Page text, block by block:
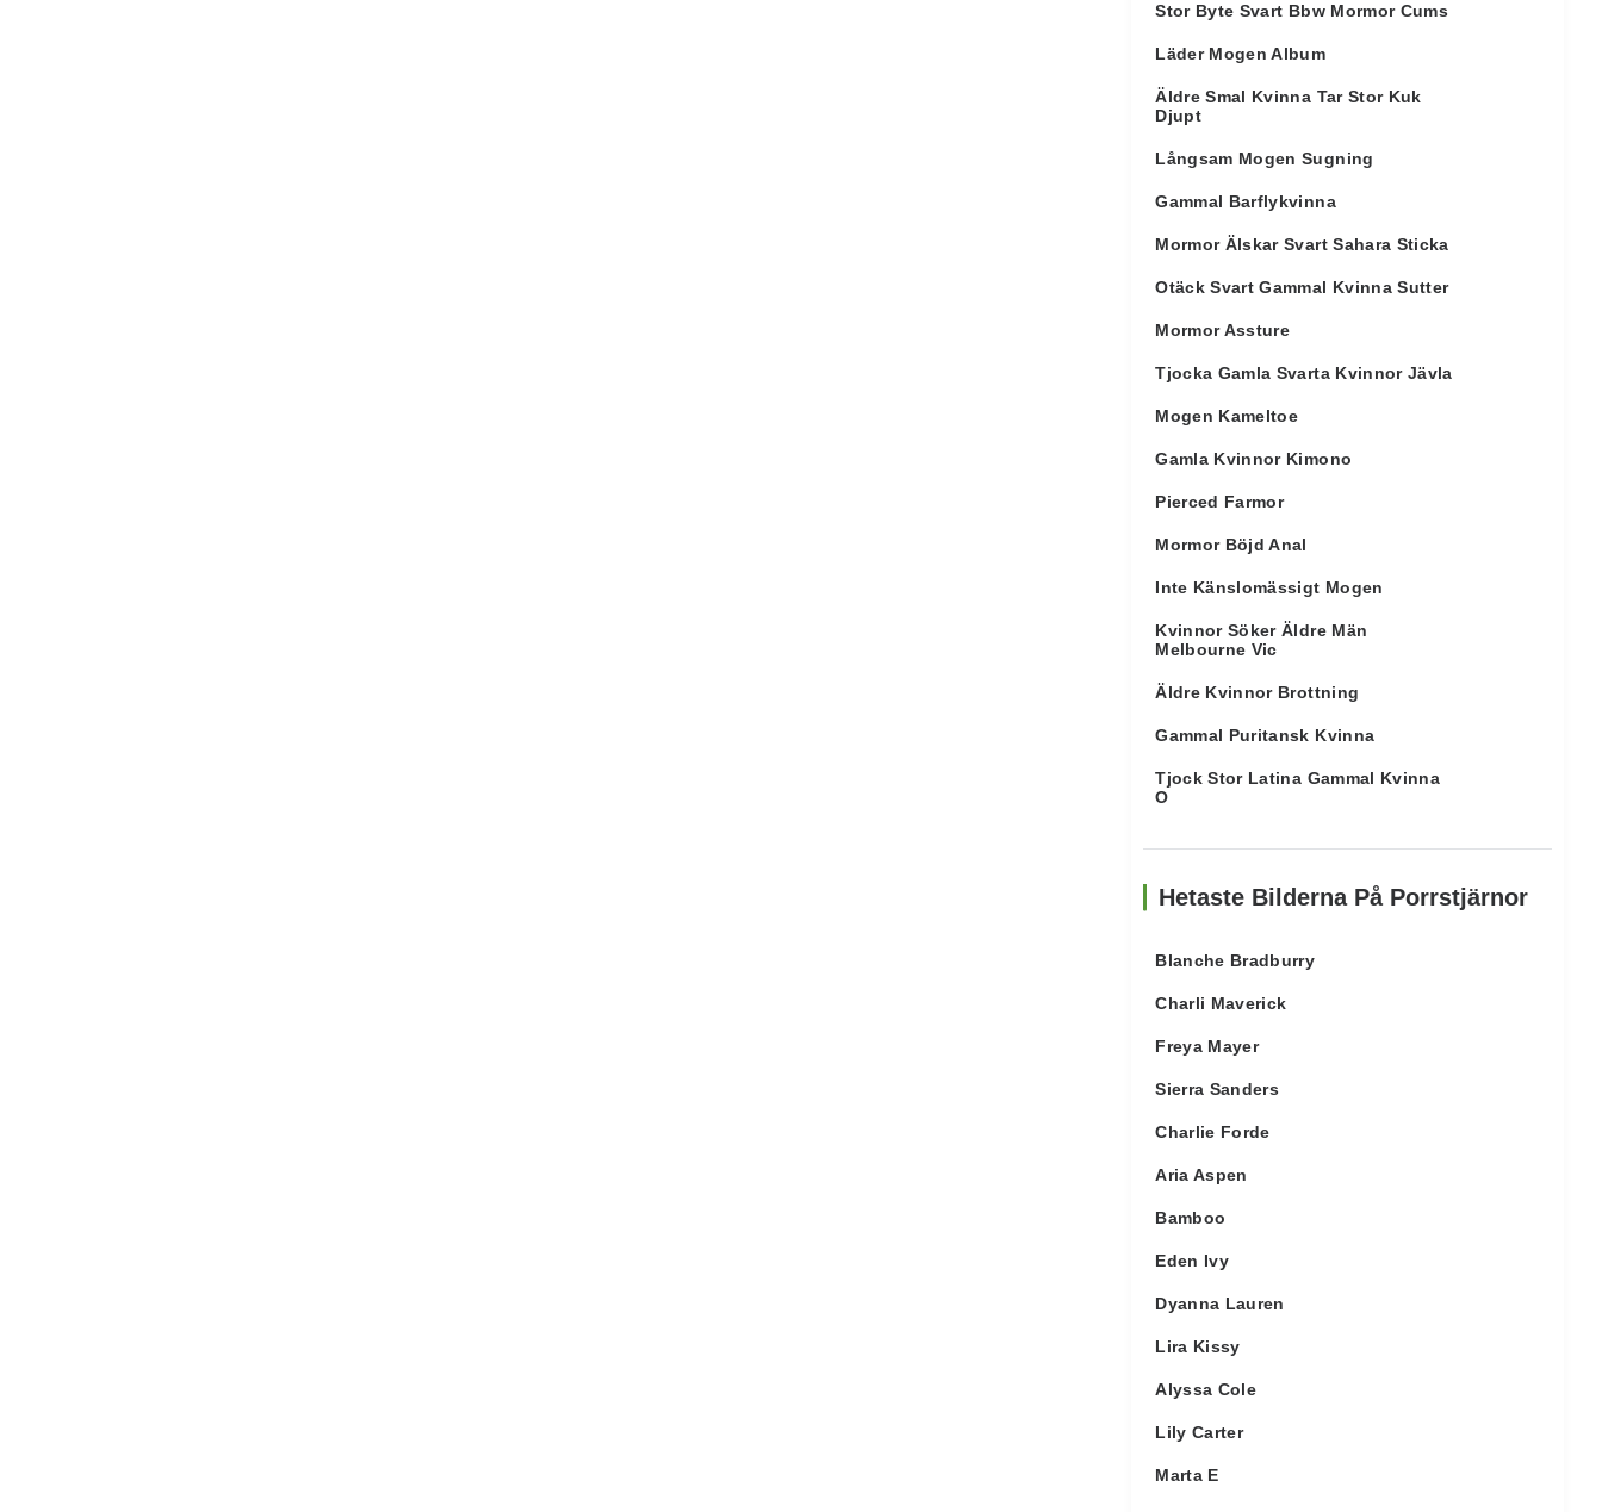
Stor Byte Svart Bbw Mormor Cums
Läder Mogen Album
Äldre Smal Kvinna Tar Stor Kuk
Djupt
Långsam Mogen Sugning
Gammal Barflykvinna
Mormor Älskar Svart Sahara Sticka
Otäck Svart Gammal Kvinna Sutter
Mormor Assture
Tjocka Gamla Svarta Kvinnor Jävla
Mogen Kameltoe
Gamla Kvinnor Kimono
Pierced Farmor
Mormor Böjd Anal
Inte Känslomässigt Mogen
Kvinnor Söker Äldre Män
Melbourne Vic
Äldre Kvinnor Brottning
Gammal Puritansk Kvinna
Tjock Stor Latina Gammal Kvinna
O
Hetaste Bilderna På Porrstjärnor
Blanche Bradburry
Charli Maverick
Freya Mayer
Sierra Sanders
Charlie Forde
Aria Aspen
Bamboo
Eden Ivy
Dyanna Lauren
Lira Kissy
Alyssa Cole
Lily Carter
Marta E